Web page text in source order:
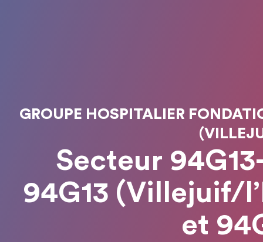
GROUPE HOSPITALIER
Secteur
94G13 (Villejuif/
et